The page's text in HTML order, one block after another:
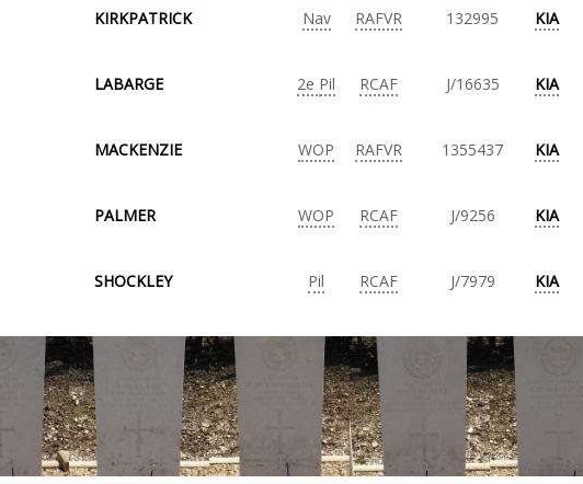
KIRKPATRICK Nav RAFVR 132995 KIA
LABARGE 2e Pil RCAF J/16635 KIA
MACKENZIE WOP RAFVR 1355437 KIA
PALMER WOP RCAF J/9256 KIA
SHOCKLEY Pil RCAF J/7979 KIA